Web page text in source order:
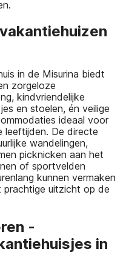
in de Misurina biedt
zorgeloze
kindvriendelijke
en stoelen, én veilige
ideaal voor
leeftijden. De directe
wandelingen,
picknicken aan het
of sportvelden
kunnen vermaken
prachtige uitzicht op de
-
in